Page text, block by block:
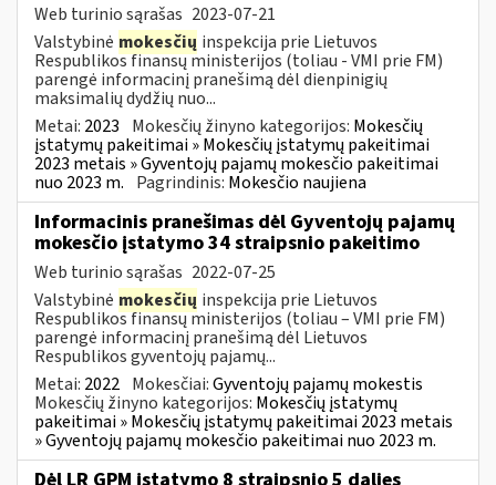
Web turinio sąrašas 2023-07-21
Valstybinė mokesčių inspekcija prie Lietuvos
Respublikos finansų ministerijos (toliau - VMI prie FM)
parengė informacinį pranešimą dėl dienpinigių
maksimalių dydžių nuo...
Metai: 2023 Mokesčių žinyno kategorijos: Mokesčių
įstatymų pakeitimai » Mokesčių įstatymų pakeitimai
2023 metais » Gyventojų pajamų mokesčio pakeitimai
nuo 2023 m. Pagrindinis: Mokesčio naujiena
Informacinis pranešimas dėl Gyventojų pajamų
mokesčio įstatymo 34 straipsnio pakeitimo
Web turinio sąrašas 2022-07-25
Valstybinė mokesčių inspekcija prie Lietuvos
Respublikos finansų ministerijos (toliau – VMI prie FM)
parengė informacinį pranešimą dėl Lietuvos
Respublikos gyventojų pajamų...
Metai: 2022 Mokesčiai:Gyventojų pajamų mokestis
Mokesčių žinyno kategorijos: Mokesčių įstatymų
pakeitimai » Mokesčių įstatymų pakeitimai 2023 metais
» Gyventojų pajamų mokesčio pakeitimai nuo 2023 m.
Dėl LR GPM įstatymo 8 straipsnio 5 dalies